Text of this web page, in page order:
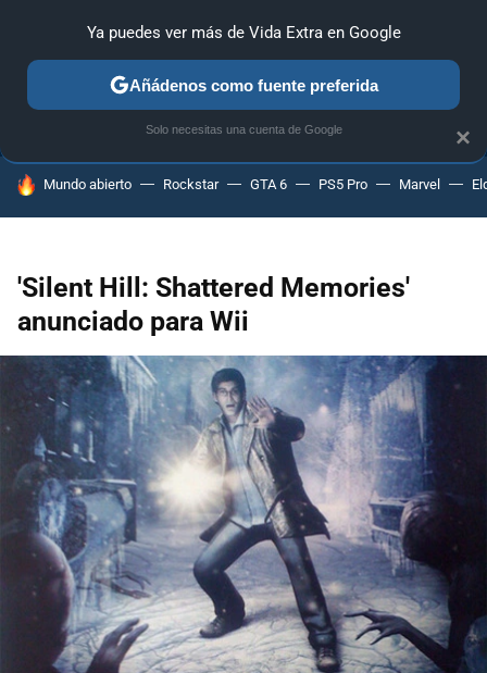
ANÁLISIS GUÍAS Y TRUCOS PC SONY NINTENDO
HOY SE HABLA DE
Mundo abierto Rockstar GTA 6 PS5 Pro Marvel
'Silent Hill: Shattered Memories'
anunciado para Wii
×
Ya puedes ver más de Vida Extra en Google
Añádenos como fuente preferida
Solo necesitas una cuenta de Google